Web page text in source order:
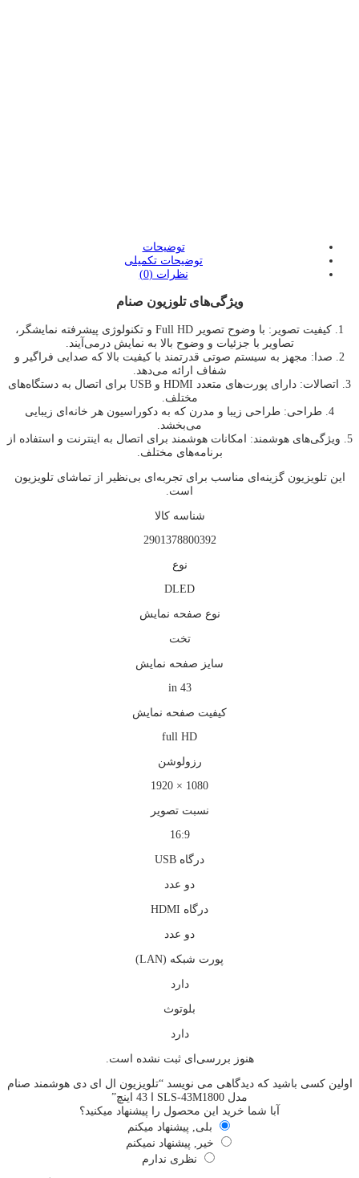
توضیحات
توضیحات تکمیلی
نظرات (0)
ویژگی‌های تلوزیون صنام
1. کیفیت تصویر: با وضوح تصویر Full HD و تکنولوژی پیشرفته نمایشگر،
تصاویر با جزئیات و وضوح بالا به نمایش درمی‌آیند.
2. صدا: مجهز به سیستم صوتی قدرتمند با کیفیت بالا که صدایی فراگیر و
شفاف ارائه می‌دهد.
3. اتصالات: دارای پورت‌های متعدد HDMI و USB برای اتصال به دستگاه‌های
مختلف.
4. طراحی: طراحی زیبا و مدرن که به دکوراسیون هر خانه‌ای زیبایی
می‌بخشد.
5. ویژگی‌های هوشمند: امکانات هوشمند برای اتصال به اینترنت و استفاده از
برنامه‌های مختلف.
این تلویزیون گزینه‌ای مناسب برای تجربه‌ای بی‌نظیر از تماشای تلویزیون
است.
شناسه کالا
2901378800392
نوع
DLED
نوع صفحه نمايش
تخت
سايز صفحه نمايش
43 in
كيفيت صفحه نمايش
full HD
رزولوشن
1080 × 1920
نسبت تصویر
16:9
درگاه USB
دو عدد
درگاه HDMI
دو عدد
پورت شبکه (LAN)
دارد
بلوتوث
دارد
هنوز بررسی‌ای ثبت نشده است.
اولین کسی باشید که دیدگاهی می نویسد “تلویزیون ال ای دی هوشمند صنام
مدل SLS-43M1800 ا 43 اینچ”
آبا شما خرید این محصول را پیشنهاد میکنید؟
بلی, پیشنهاد میکنم
خیر, پیشنهاد نمیکنم
نظری ندارم